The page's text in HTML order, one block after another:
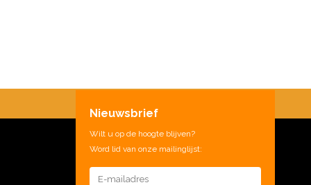
Nieuwsbrief
Wilt u op de hoogte blijven?
Word lid van onze mailinglijst: